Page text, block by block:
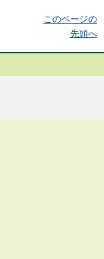
このページの
先頭へ